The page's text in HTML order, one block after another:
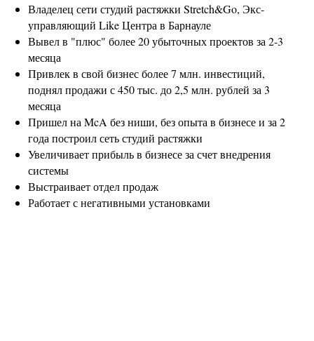
Владелец сети студий растяжки Stretch&Go, Экс-
управляющий Like Центра в Барнауле
Вывел в "плюс" более 20 убыточных проектов за 2-3
месяца
Привлек в свой бизнес более 7 млн. инвестиций,
поднял продажи с 450 тыс. до 2,5 млн. рублей за 3
месяца
Пришел на McA без ниши, без опыта в бизнесе и за 2
года построил сеть студий растяжки
Увеличивает прибыль в бизнесе за счет внедрения
системы
Выстраивает отдел продаж
Работает с негативными установками